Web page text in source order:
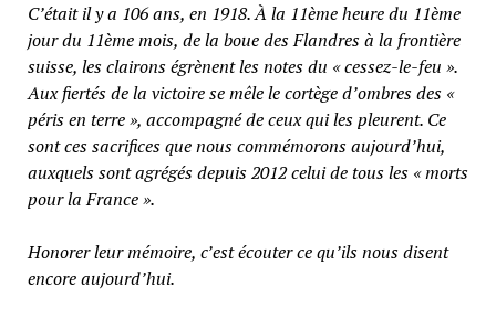
C’était il y a 106 ans, en 1918. À la 11ème heure du 11ème
jour du 11ème mois, de la boue des Flandres à la frontière
suisse, les clairons égrènent les notes du « cessez-le-feu ».
Aux fiertés de la victoire se mêle le cortège d’ombres des «
péris en terre », accompagné de ceux qui les pleurent. Ce
sont ces sacrifices que nous commémorons aujourd’hui,
auxquels sont agrégés depuis 2012 celui de tous les « morts
pour la France ».
Honorer leur mémoire, c’est écouter ce qu’ils nous disent
encore aujourd’hui.